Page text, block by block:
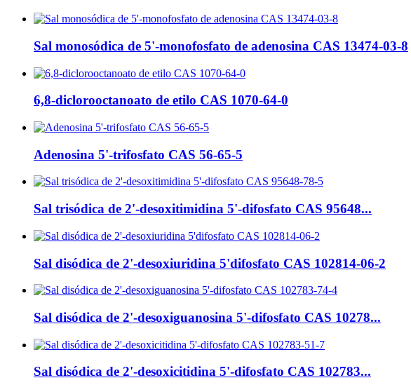
Sal monosódica de 5'-monofosfato de adenosina CAS 13474-03-8
6,8-diclorooctanoato de etilo CAS 1070-64-0
Adenosina 5'-trifosfato CAS 56-65-5
Sal trisódica de 2'-desoxitimidina 5'-difosfato CAS 95648...
Sal disódica de 2'-desoxiuridina 5'difosfato CAS 102814-06-2
Sal disódica de 2'-desoxiguanosina 5'-difosfato CAS 10278...
Sal disódica de 2'-desoxicitidina 5'-difosfato CAS 102783...